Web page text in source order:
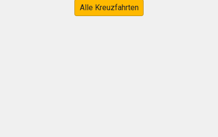
Alle Kreuzfahrten